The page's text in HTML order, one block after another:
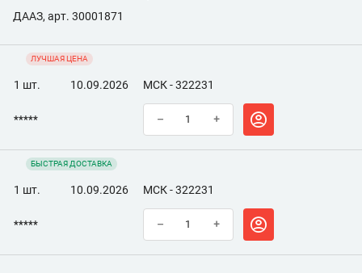
ДААЗ, арт. 30001871
ЛУЧШАЯ ЦЕНА
1 шт. 10.09.2026 МСК - 322231
***** – +
БЫСТРАЯ ДОСТАВКА
1 шт. 10.09.2026 МСК - 322231
***** – +